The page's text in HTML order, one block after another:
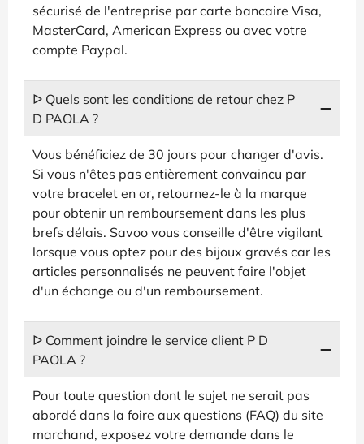
sécurisé de l'entreprise par carte bancaire Visa,
MasterCard, American Express ou avec votre
compte Paypal.
ᐅ Quels sont les conditions de retour chez P
D PAOLA ?
Vous bénéficiez de 30 jours pour changer d'avis.
Si vous n'êtes pas entièrement convaincu par
votre bracelet en or, retournez-le à la marque
pour obtenir un remboursement dans les plus
brefs délais. Savoo vous conseille d'être vigilant
lorsque vous optez pour des bijoux gravés car les
articles personnalisés ne peuvent faire l'objet
d'un échange ou d'un remboursement.
ᐅ Comment joindre le service client P D
PAOLA ?
Pour toute question dont le sujet ne serait pas
abordé dans la foire aux questions (FAQ) du site
marchand, exposez votre demande dans le